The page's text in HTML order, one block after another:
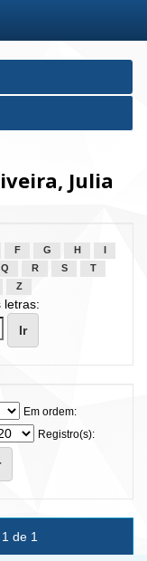
Julia
F G H
Q R S
T
Z
letras:
Em ordem:
Registro(s):
de 1